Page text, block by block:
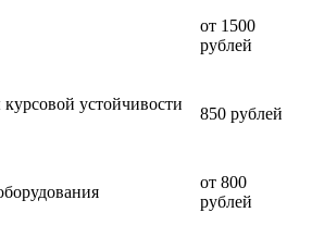
от 1500
рублей
устойчивости
850 рублей
от 800
рублей